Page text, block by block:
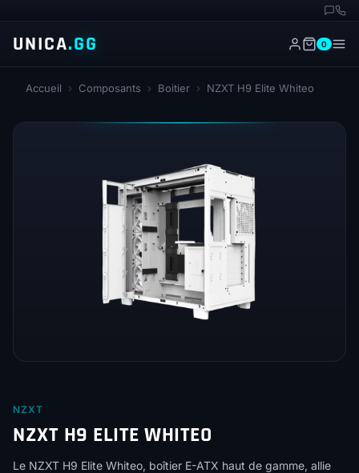
UNICA.GG 0
Accueil › Composants › Boitier › NZXT H9 Elite Whiteo
NZXT
NZXT H9 ELITE WHITEO
Le NZXT H9 Elite Whiteo, boîtier E-ATX haut de gamme, allie